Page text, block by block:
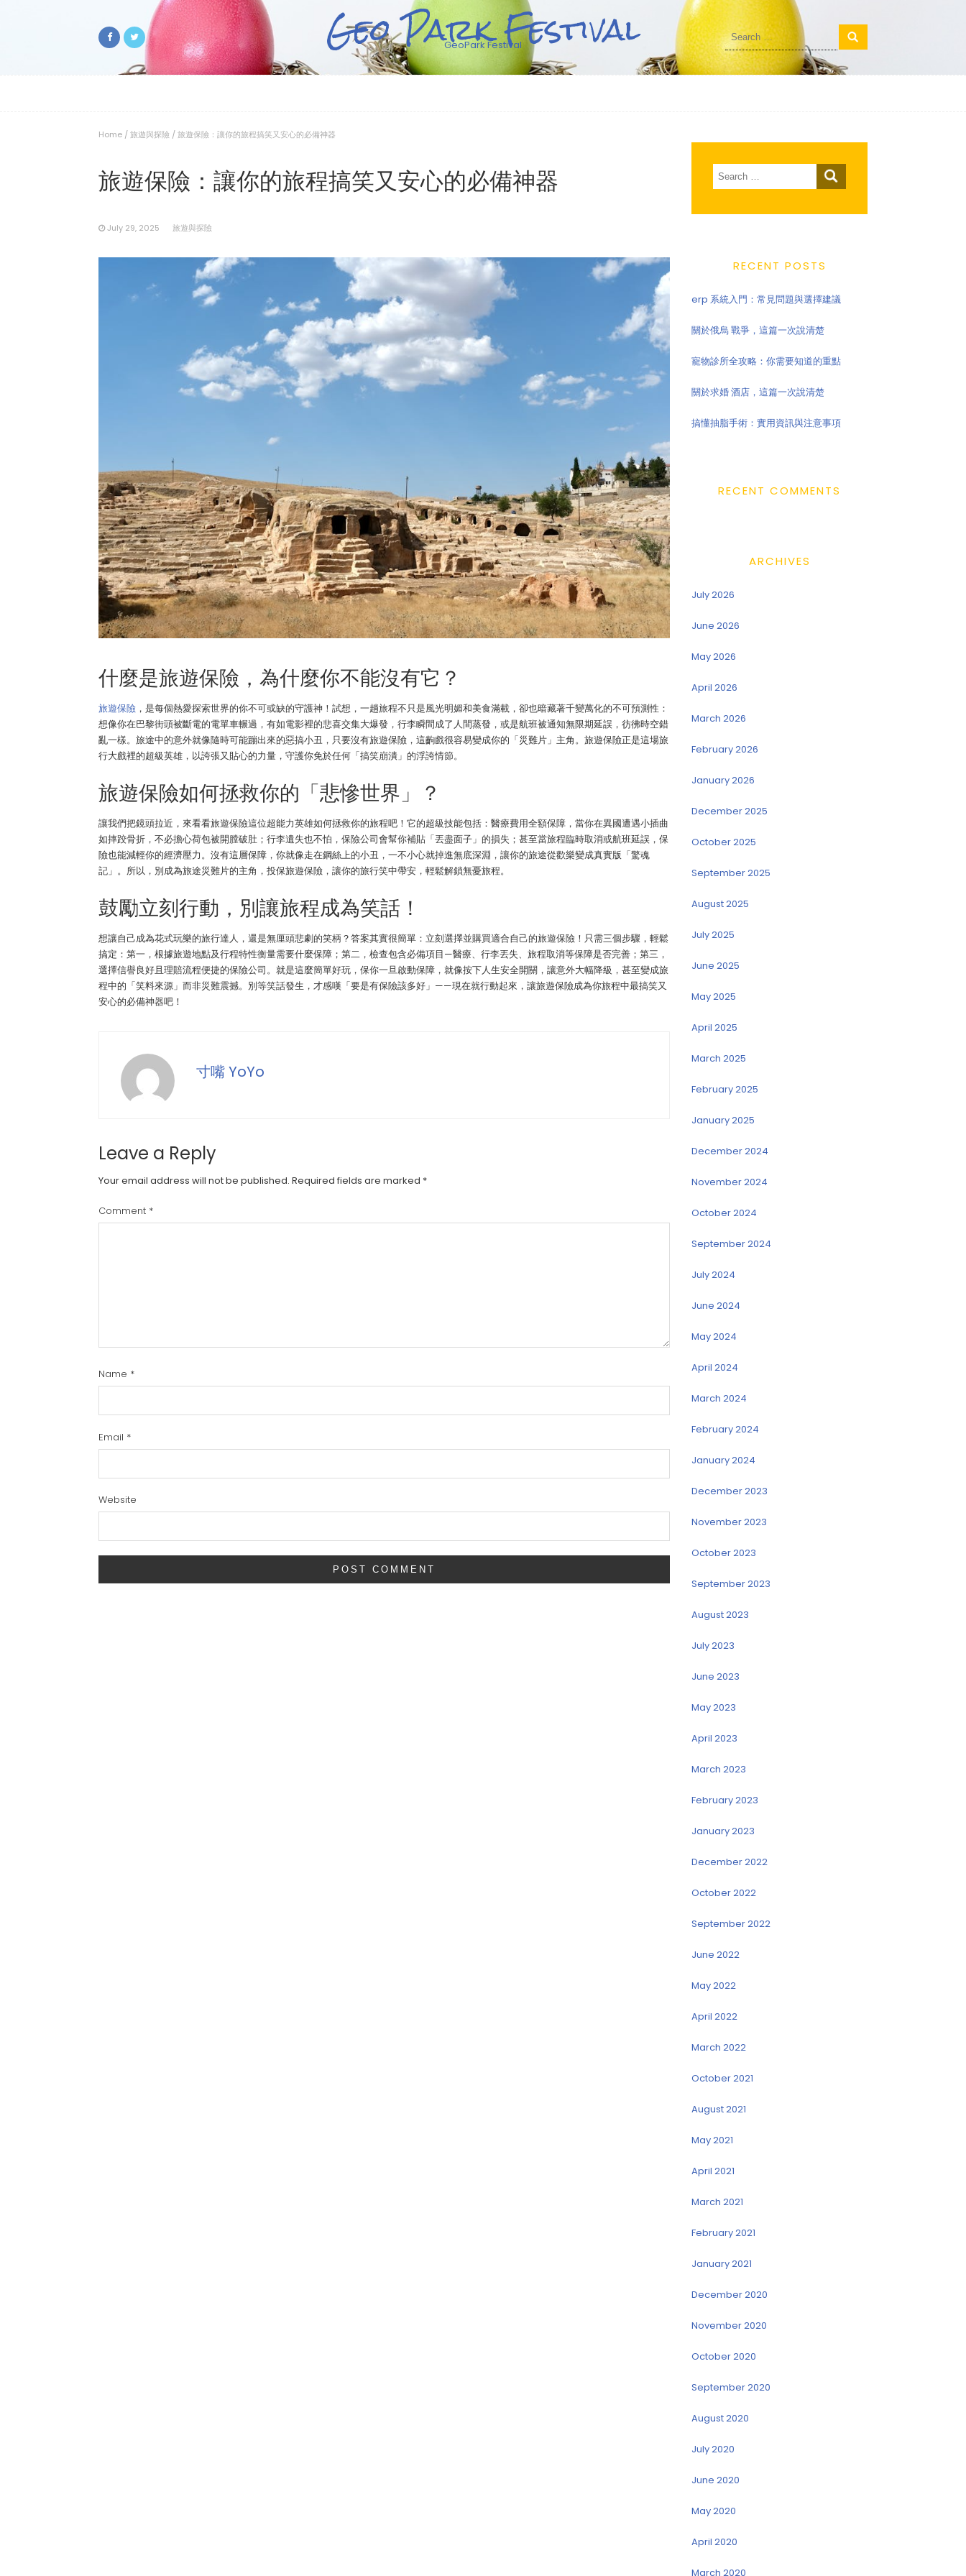
Geo Park Festival
GeoPark Festival
Search
for:
Home /旅遊與探險 /旅遊保險：讓你的旅程搞笑又安心的必備神器
旅遊保險：讓你的旅程搞笑又安心的必備神器
July 29, 2025 旅遊與探險
什麼是旅遊保險，為什麼你不能沒有它？
旅遊保險 ，是每個熱愛探索世界的你不可或缺的守護神！試想，一趟旅程不只是風光明媚和美食滿載，卻也暗藏著千變萬化的不可預測性：
想像你在巴黎街頭被斷電的電單車輾過，有如電影裡的悲喜交集大爆發，行李瞬間成了人間蒸發，或是航班被通知無限期延誤，彷彿時空錯
亂一樣。旅途中的意外就像隨時可能蹦出來的惡搞小丑，只要沒有旅遊保險，這齣戲很容易變成你的「災難片」主角。旅遊保險正是這場旅
行大戲裡的超級英雄，以誇張又貼心的力量，守護你免於任何「搞笑崩潰」的浮誇情節。
旅遊保險如何拯救你的「悲慘世界」？
讓我們把鏡頭拉近，來看看旅遊保險這位超能力英雄如何拯救你的旅程吧！它的超級技能包括：醫療費用全額保障，當你在異國遭遇小插曲
如摔跤骨折，不必擔心荷包被開膛破肚；行李遺失也不怕，保險公司會幫你補貼「丟盡面子」的損失；甚至當旅程臨時取消或航班延誤，保
險也能減輕你的經濟壓力。沒有這層保障，你就像走在鋼絲上的小丑，一不小心就掉進無底深淵，讓你的旅途從歡樂變成真實版「驚魂
記」。所以，別成為旅途災難片的主角，投保旅遊保險，讓你的旅行笑中帶安，輕鬆解鎖無憂旅程。
鼓勵立刻行動，別讓旅程成為笑話！
想讓自己成為花式玩樂的旅行達人，還是無厘頭悲劇的笑柄？答案其實很簡單：立刻選擇並購買適合自己的旅遊保險！只需三個步驟，輕鬆
搞定：第一，根據旅遊地點及行程特性衡量需要什麼保障；第二，檢查包含必備項目—醫療、行李丟失、旅程取消等保障是否完善；第三，
選擇信譽良好且理賠流程便捷的保險公司。就是這麼簡單好玩，保你一旦啟動保障，就像按下人生安全開關，讓意外大幅降級，甚至變成旅
程中的「笑料來源」而非災難震撼。別等笑話發生，才感嘆「要是有保險該多好」——現在就行動起來，讓旅遊保險成為你旅程中最搞笑又
安心的必備神器吧！
寸嘴 YoYo
Leave a Reply
Your email address will not be published. Required fields are marked *
Comment *
Name *
Email *
Website
Search
for:
RECENT POSTS
erp 系統入門：常見問題與選擇建議
關於俄烏 戰爭，這篇一次說清楚
寵物診所全攻略：你需要知道的重點
關於求婚 酒店，這篇一次說清楚
搞懂抽脂手術：實用資訊與注意事項
RECENT COMMENTS
ARCHIVES
July 2026
June 2026
May 2026
April 2026
March 2026
February 2026
January 2026
December 2025
October 2025
September 2025
August 2025
July 2025
June 2025
May 2025
April 2025
March 2025
February 2025
January 2025
December 2024
November 2024
October 2024
September 2024
July 2024
June 2024
May 2024
April 2024
March 2024
February 2024
January 2024
December 2023
November 2023
October 2023
September 2023
August 2023
July 2023
June 2023
May 2023
April 2023
March 2023
February 2023
January 2023
December 2022
October 2022
September 2022
June 2022
May 2022
April 2022
March 2022
October 2021
August 2021
May 2021
April 2021
March 2021
February 2021
January 2021
December 2020
November 2020
October 2020
September 2020
August 2020
July 2020
June 2020
May 2020
April 2020
March 2020